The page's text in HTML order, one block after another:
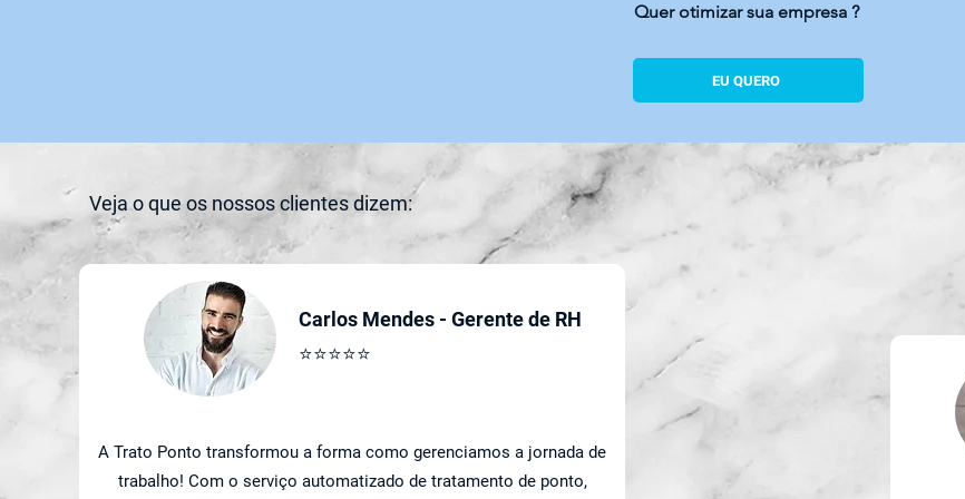
Quer otimizar sua empresa ?
EU QUERO
Veja o que os nossos clientes dizem:
Carlos Mendes - Gerente de RH
⭐⭐⭐⭐⭐
A Trato Ponto transformou a forma como gerenciamos a jornada de
trabalho! Com o serviço automatizado de tratamento de ponto,